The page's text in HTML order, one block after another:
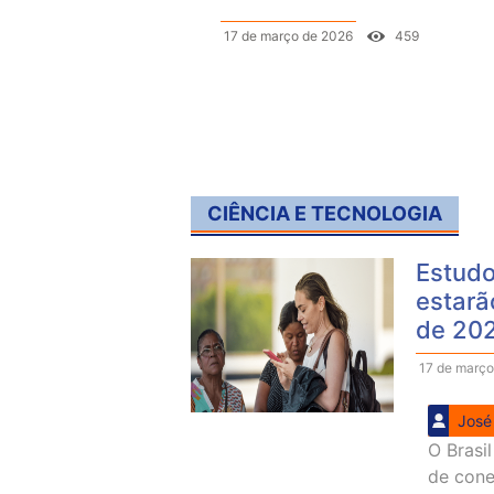
17 de março de 2026 459
CIÊNCIA E TECNOLOGIA
de
17 de
O
de